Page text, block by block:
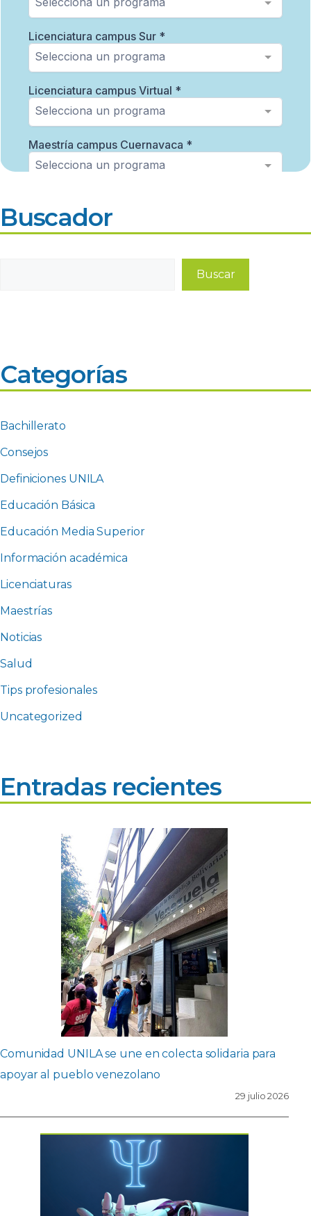
Buscador
Buscar
Categorías
Bachillerato
Consejos
Definiciones UNILA
Educación Básica
Educación Media Superior
Información académica
Licenciaturas
Maestrías
Noticias
Salud
Tips profesionales
Uncategorized
Entradas recientes
Comunidad UNILA se une en colecta solidaria para
apoyar al pueblo venezolano
29 julio 2026